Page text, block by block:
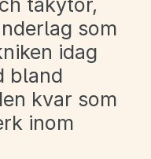
takytor,
som
idag
bland
kvar som
inom